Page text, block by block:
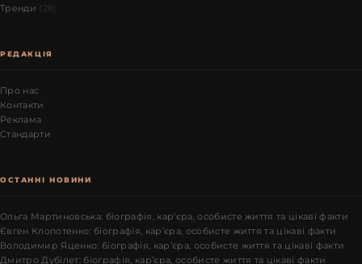
Тренди (28)
РЕДАКЦІЯ
Про нас
Контакти
Реклама
Стандарти
ОСТАННІ НОВИНИ
Ольга Мартиновська: біографія, кар’єра, особисте життя та цікаві факти
Євген Клопотенко: біографія, кар’єра, особисте життя та цікаві факти
Володимир Яценко: біографія, кар’єра, особисте життя та цікаві факти
Дмитро Дубілет: біографія, кар’єра, особисте життя та цікаві факти